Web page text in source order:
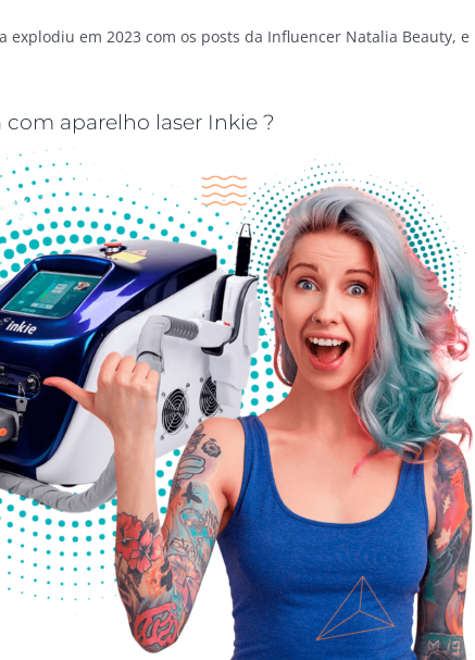
em 2023 com os posts da Influencer Natalia Beauty, e
aparelho laser Inkie ?